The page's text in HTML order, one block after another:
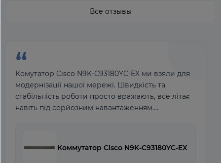
Все отзывы
“
Комутатор Cisco N9K-C93180YC-EX ми взяли для
модернізації нашої мережі. Швидкість та
стабільність роботи просто вражають, все літає
навіть під серйозним навантаженням.
Коммутатор Cisco N9K-C93180YC-EX